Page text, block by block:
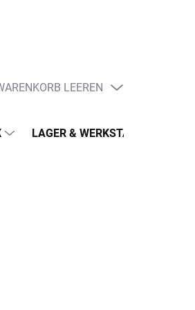
WARENKORB
LEEREN
LAGER & WERKSTATT